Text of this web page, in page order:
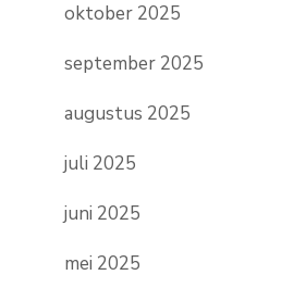
oktober 2025
september 2025
augustus 2025
juli 2025
juni 2025
mei 2025